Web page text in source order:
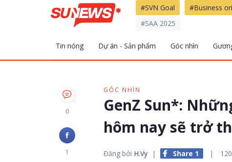
#SVN Goal
#Business
#SAA 2025
Tin nóng Dự án - Sản phẩm Góc nhìn
0
1
GÓC NHÌN
GenZ Sun*:
hôm nay sẽ trở
Đăng bởi H.Vy | Share 1 |